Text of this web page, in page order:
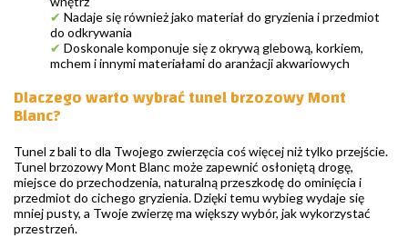
✔ Nadaje się również jako materiał do gryzienia i przedmiot
do odkrywania
✔ Doskonale komponuje się z okrywą glebową, korkiem,
mchem i innymi materiałami do aranżacji akwariowych
Dlaczego warto wybrać tunel brzozowy Mont
Blanc?
Tunel z bali to dla Twojego zwierzęcia coś więcej niż tylko przejście.
Tunel brzozowy Mont Blanc może zapewnić osłoniętą drogę,
miejsce do przechodzenia, naturalną przeszkodę do ominięcia i
przedmiot do cichego gryzienia. Dzięki temu wybieg wydaje się
mniej pusty, a Twoje zwierzę ma większy wybór, jak wykorzystać
przestrzeń.